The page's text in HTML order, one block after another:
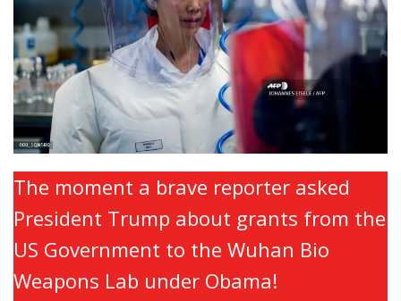
The moment a brave reporter asked
President Trump about grants from the
US Government to the Wuhan Bio
Weapons Lab under Obama!